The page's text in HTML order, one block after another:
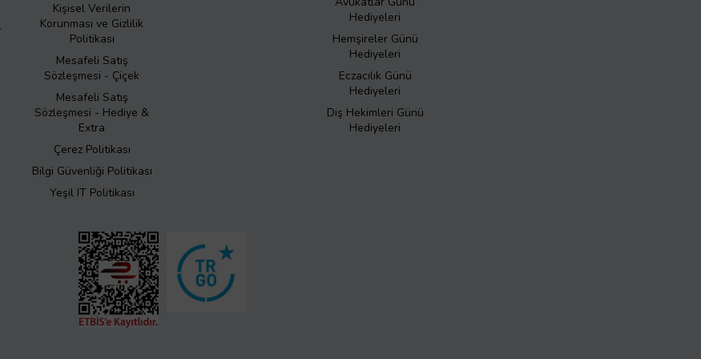
Kişisel Verilerin
Korunması ve Gizlilik
Politikası
Mesafeli Satış
Sözleşmesi - Çiçek
Mesafeli Satış
Sözleşmesi - Hediye &
Extra
Çerez Politikası
Bilgi Güvenliği Politikası
Yeşil IT Politikası
Hediyeleri
Hemşireler Günü
Hediyeleri
Eczacılık Günü
Hediyeleri
Diş Hekimleri Günü
Hediyeleri